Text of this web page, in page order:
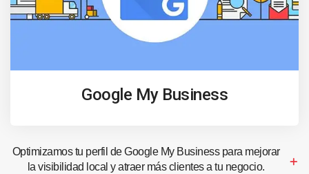
Google My Business
Optimizamos tu perfil de Google My Business para mejorar
la visibilidad local y atraer más clientes a tu negocio.